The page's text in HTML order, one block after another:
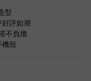
型
評如潮
不負擔
機殼